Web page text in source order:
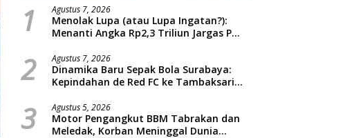
1 Agustus 7, 2026
Menolak Lupa (atau Lupa Ingatan?):
Menanti Angka Rp2,3 Triliun Jargas PGN
Penyelidikan
2 Agustus 7, 2026
Dinamika Baru Sepak Bola Surabaya:
Kepindahan de Red FC ke Tambaksari
3 Agustus 5, 2026
Motor Pengangkut BBM Tabrakan dan
Meledak, Korban Meninggal Dunia